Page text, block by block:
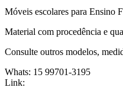
Móveis escolares para Ensino
Material com procedência e
Consulte outros modelos,
Whats: 15 99701-3195
Link: